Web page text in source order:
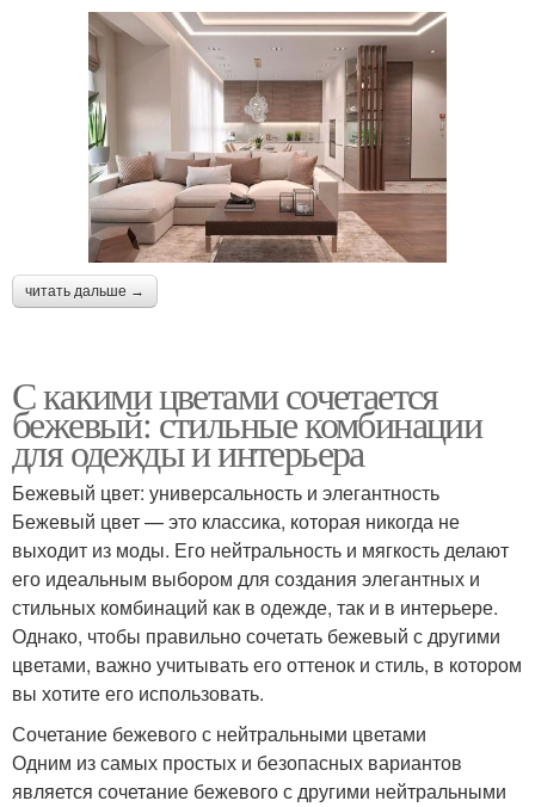
читать дальше →
С какими цветами сочетается
бежевый: стильные комбинации
для одежды и интерьера
Бежевый цвет: универсальность и элегантность
Бежевый цвет — это классика, которая никогда не
выходит из моды. Его нейтральность и мягкость делают
его идеальным выбором для создания элегантных и
стильных комбинаций как в одежде, так и в интерьере.
Однако, чтобы правильно сочетать бежевый с другими
цветами, важно учитывать его оттенок и стиль, в котором
вы хотите его использовать.
Сочетание бежевого с нейтральными цветами
Одним из самых простых и безопасных вариантов
является сочетание бежевого с другими нейтральными